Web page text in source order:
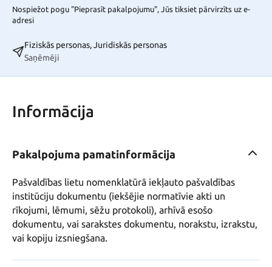
Nospiežot pogu "Pieprasīt pakalpojumu", Jūs tiksiet pārvirzīts uz e-
adresi
Fiziskās personas, Juridiskās personas
Saņēmēji
Informācija
Pakalpojuma pamatinformācija
Pašvaldības lietu nomenklatūrā iekļauto pašvaldības
institūciju dokumentu (iekšējie normatīvie akti un
rīkojumi, lēmumi, sēžu protokoli), arhīvā esošo
dokumentu, vai sarakstes dokumentu, norakstu, izrakstu,